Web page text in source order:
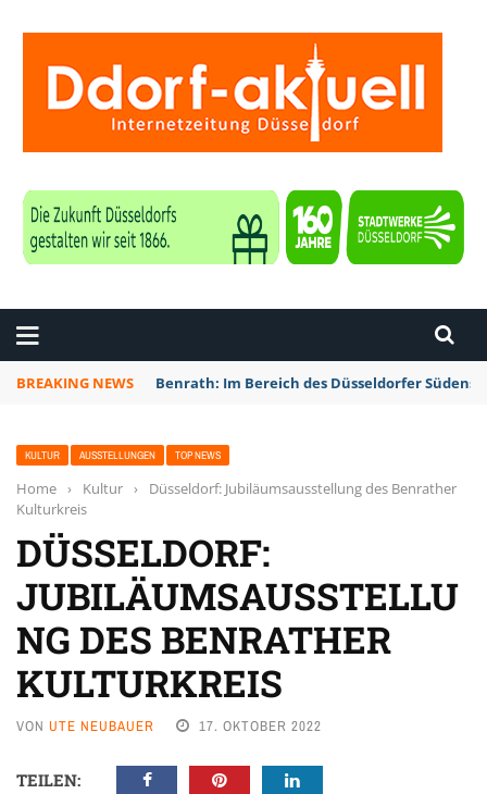
BREAKING NEWS Benrath: Im Bereich des Düsseldorfer
KULTUR AUSSTELLUNGEN TOP NEWS
Home › Kultur ›
Düsseldorf: Jubiläumsausstellung des Benrather
Kulturkreis
DÜSSELDORF:
JUBILÄUMSAUSSTELLU
NG DES BENRATHER
KULTURKREIS
VON UTE NEUBAUER 17. OKTOBER 2022
TEILEN: